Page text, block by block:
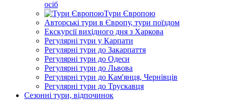
осіб
Тури Європою
Авторські тури в Європу, тури поїздом
Екскурсії вихідного дня з Харкова
Регулярні тури у Карпати
Регулярні тури до Закарпаття
Регулярні тури до Одеси
Регулярні тури до Львова
Регулярні тури до Кам'янця, Чернівців
Регулярні тури до Трускавця
Сезонні тури, відпочинок